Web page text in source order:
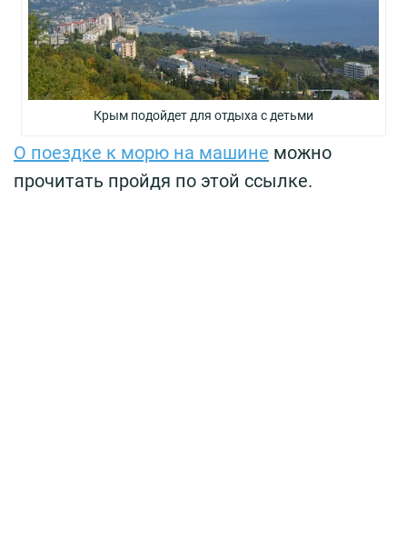
Крым подойдет для отдыха с детьми
О поездке к морю на машине можно
прочитать пройдя по этой ссылке.